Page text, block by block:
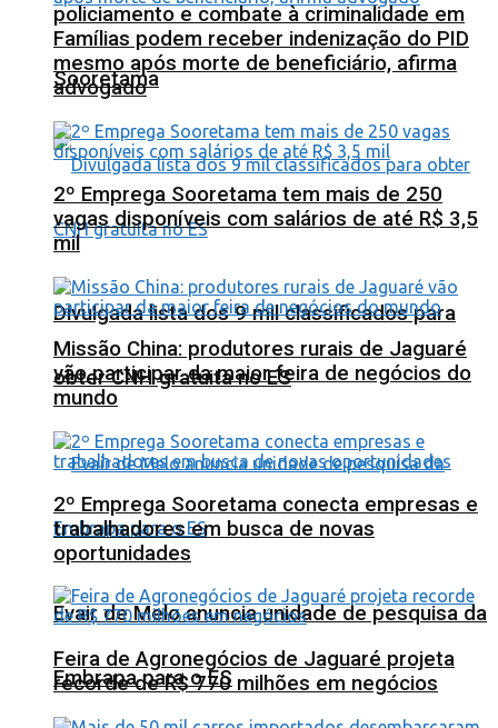
policiamento e combate à criminalidade em
Sooretama
Divulgada lista dos 9 mil classificados para
obter CNH gratuita no ES
Evair de Melo anuncia unidade de pesquisa da
Embrapa para o ES
Famílias podem receber indenização do PID
mesmo após morte de beneficiário, afirma
advogado
2º Emprega Sooretama tem mais de 250
vagas disponíveis com salários de até R$ 3,5
mil
Missão China: produtores rurais de Jaguaré
vão participar da maior feira de negócios do
mundo
2º Emprega Sooretama conecta empresas e
trabalhadores em busca de novas
oportunidades
Feira de Agronegócios de Jaguaré projeta
recorde de R$ 770 milhões em negócios